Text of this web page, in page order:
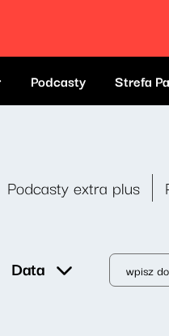
Podcasty Strefa
Podcasty extra plus
Data